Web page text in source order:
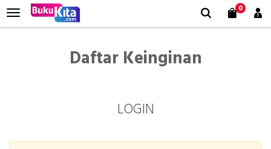
0
Daftar Keinginan
LOGIN